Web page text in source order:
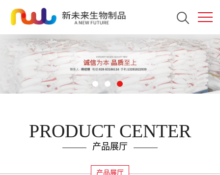
PRODUCT CENTER
产品展厅
产品展厅